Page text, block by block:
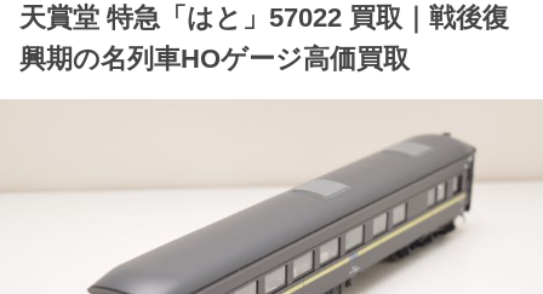
天賞堂 特急「はと」57022 買取｜戦後復
興期の名列車HOゲージ高価買取